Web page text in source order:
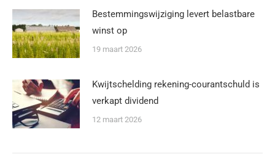
Bestemmingswijziging levert belastbare
winst op
19 maart 2026
Kwijtschelding rekening-courantschuld is
verkapt dividend
12 maart 2026